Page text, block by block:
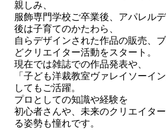
親しみ、
服飾専門学校ご卒業後、アパレル
後は子育てのかたわら、
自らデザインされた作品の販売、
どクリエイター活動をスタート。
現在では雑誌での作品発表や、
「子ども洋裁教室ヴァレイソーイ
してもご活躍。
プロとしての知識や経験を
初心者さんや、未来のクリエイタ
る姿勢も憧れです。